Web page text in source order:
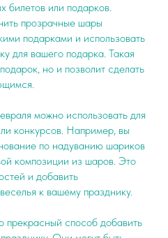
билетов или подарков.
прозрачные шары
подарками и использовать
для вашего подарка. Такая
но и позволит сделать
можно использовать для
конкурсов. Например, вы
по надуванию шариков
композиции из шаров. Это
и добавить
к вашему празднику.
способ добавить